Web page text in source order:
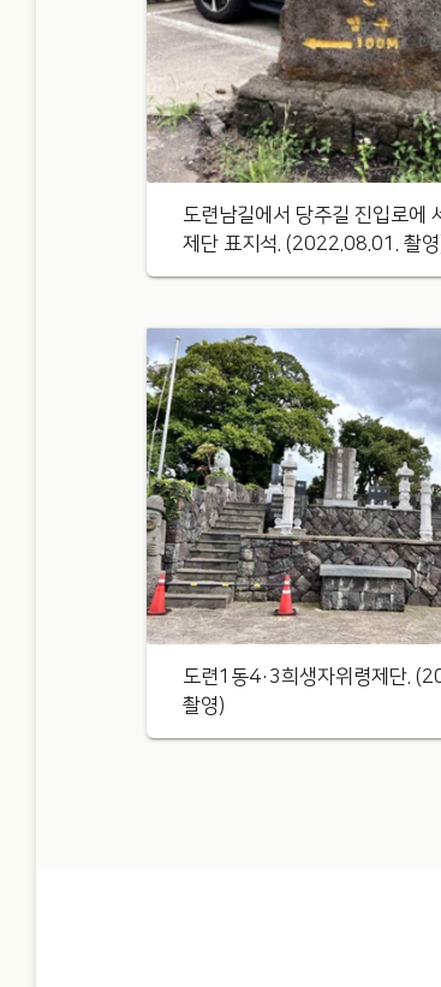
도련남길에서 당주길 진입로에
제단 표지석. (2022.08.01. 촬
도련1동4·3희생자위령제단.
촬영)